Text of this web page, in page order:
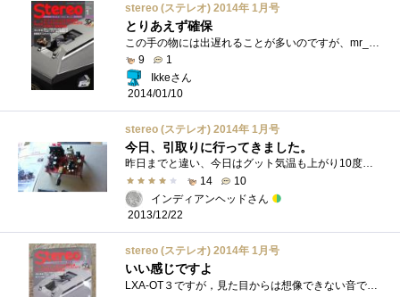
stereo (ステレオ) 2014年 1月号
とりあえず確保
9
1
Ikkeさん
2014/01/10
stereo (ステレオ) 2014年 1月号
今日、引取りに行ってきました。
昨日までと違い、今日はグット気温も上がり10度近くになって朝から年末前の墓掃除ついでにジュンク堂書店に引取りに行って来ました。どっちが...
14
10
インディアンヘッドさん
2013/12/22
stereo (ステレオ) 2014年 1月号
いい感じですよ
LXA-OT３ですが，見た目からは想像できない音でした．デジタルアンプとしては，いい感じです．定位もしっかりしていて，ある程度の空間があり�...